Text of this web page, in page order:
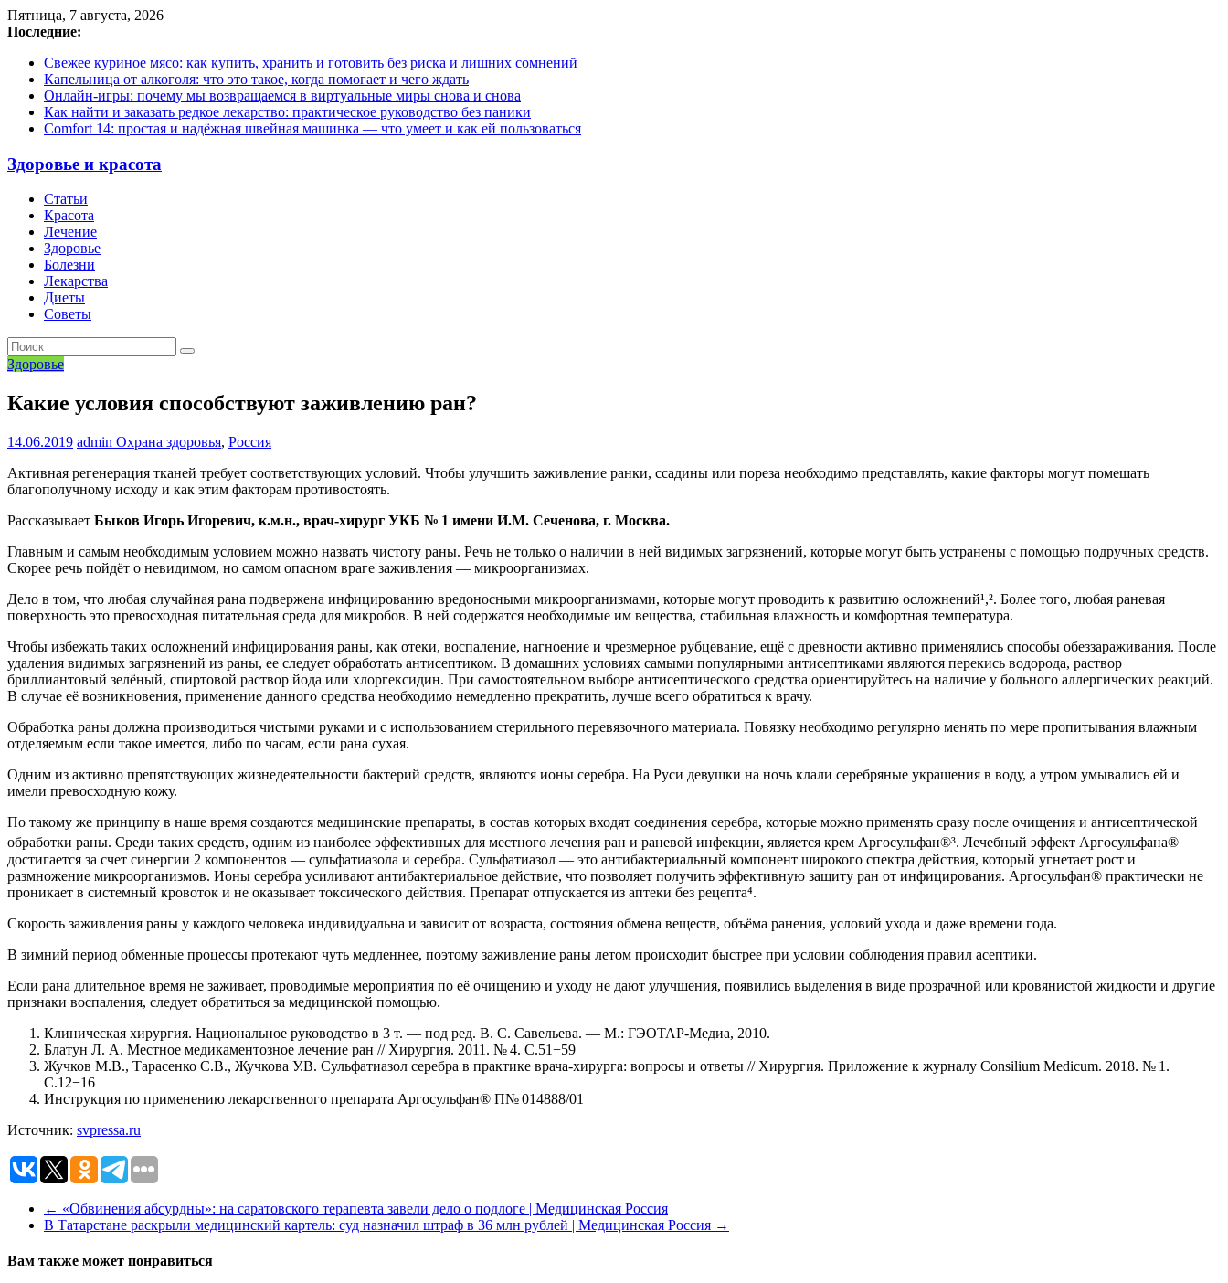
Пятница, 7 августа, 2026
Последние:
Свежее куриное мясо: как купить, хранить и готовить без риска и лишних сомнений
Капельница от алкоголя: что это такое, когда помогает и чего ждать
Онлайн-игры: почему мы возвращаемся в виртуальные миры снова и снова
Как найти и заказать редкое лекарство: практическое руководство без паники
Comfort 14: простая и надёжная швейная машинка — что умеет и как ей пользоваться
Здоровье и красота
Статьи
Красота
Лечение
Здоровье
Болезни
Лекарства
Диеты
Советы
Здоровье
Какие условия способствуют заживлению ран?
14.06.2019 admin Охрана здоровья, Россия
Активная регенерация тканей требует соответствующих условий. Чтобы улучшить заживление ранки, ссадины или пореза необходимо представлять, какие факторы могут помешать
благополучному исходу и как этим факторам противостоять.
Рассказывает Быков Игорь Игоревич, к.м.н., врач-хирург УКБ № 1 имени И.М. Сеченова, г. Москва.
Главным и самым необходимым условием можно назвать чистоту раны. Речь не только о наличии в ней видимых загрязнений, которые могут быть устранены с помощью подручных средств.
Скорее речь пойдёт о невидимом, но самом опасном враге заживления — микроорганизмах.
Дело в том, что любая случайная рана подвержена инфицированию вредоносными микроорганизмами, которые могут проводить к развитию осложнений¹,². Более того, любая раневая
поверхность это превосходная питательная среда для микробов. В ней содержатся необходимые им вещества, стабильная влажность и комфортная температура.
Чтобы избежать таких осложнений инфицирования раны, как отеки, воспаление, нагноение и чрезмерное рубцевание, ещё с древности активно применялись способы обеззараживания. После
удаления видимых загрязнений из раны, ее следует обработать антисептиком. В домашних условиях самыми популярными антисептиками являются перекись водорода, раствор
бриллиантовый зелёный, спиртовой раствор йода или хлоргексидин. При самостоятельном выборе антисептического средства ориентируйтесь на наличие у больного аллергических реакций.
В случае её возникновения, применение данного средства необходимо немедленно прекратить, лучше всего обратиться к врачу.
Обработка раны должна производиться чистыми руками и с использованием стерильного перевязочного материала. Повязку необходимо регулярно менять по мере пропитывания влажным
отделяемым если такое имеется, либо по часам, если рана сухая.
Одним из активно препятствующих жизнедеятельности бактерий средств, являются ионы серебра. На Руси девушки на ночь клали серебряные украшения в воду, а утром умывались ей и
имели превосходную кожу.
По такому же принципу в наше время создаются медицинские препараты, в состав которых входят соединения серебра, которые можно применять сразу после очищения и антисептической
обработки раны. Среди таких средств, одним из наиболее эффективных для местного лечения ран и раневой инфекции, является крем Аргосульфан®³. Лечебный эффект Аргосульфана®
достигается за счет синергии 2 компонентов — сульфатиазола и серебра. Сульфатиазол — это антибактериальный компонент широкого спектра действия, который угнетает рост и
размножение микроорганизмов. Ионы серебра усиливают антибактериальное действие, что позволяет получить эффективную защиту ран от инфицирования. Аргосульфан® практически не
проникает в системный кровоток и не оказывает токсического действия. Препарат отпускается из аптеки без рецепта⁴.
Скорость заживления раны у каждого человека индивидуальна и зависит от возраста, состояния обмена веществ, объёма ранения, условий ухода и даже времени года.
В зимний период обменные процессы протекают чуть медленнее, поэтому заживление раны летом происходит быстрее при условии соблюдения правил асептики.
Если рана длительное время не заживает, проводимые мероприятия по её очищению и уходу не дают улучшения, появились выделения в виде прозрачной или кровянистой жидкости и другие
признаки воспаления, следует обратиться за медицинской помощью.
Клиническая хирургия. Национальное руководство в 3 т. — под ред. В. С. Савельева. — М.: ГЭОТАР-Медиа, 2010.
Блатун Л. А. Местное медикаментозное лечение ран // Хирургия. 2011. № 4. С.51−59
Жучков М.В., Тарасенко С.В., Жучкова У.В. Сульфатиазол серебра в практике врача-хирурга: вопросы и ответы // Хирургия. Приложение к журналу Consilium Medicum. 2018. № 1.
С.12−16
Инструкция по применению лекарственного препарата Аргосульфан® П№ 014888/01
Источник: svpressa.ru
← «Обвинения абсурдны»: на саратовского терапевта завели дело о подлоге | Медицинская Россия
В Татарстане раскрыли медицинский картель: суд назначил штраф в 36 млн рублей | Медицинская Россия →
Вам также может понравиться